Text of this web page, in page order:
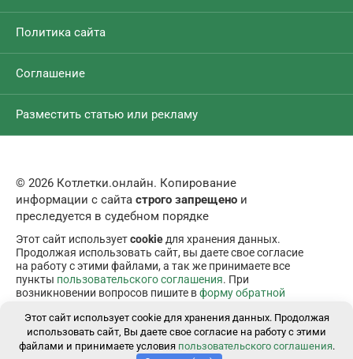
Политика сайта
Соглашение
Разместить статью или рекламу
© 2026 Котлетки.онлайн. Копирование
информации с сайта строго запрещено и
преследуется в судебном порядке
Этот сайт используетcookieдля хранения данных.
Продолжая использовать сайт, вы даете свое согласие
на работу с этими файлами, а так же принимаете все
пункты пользовательского соглашения. При
возникновении вопросов пишите вформу обратной
Этот сайт использует cookie для хранения данных. Продолжая
использовать сайт, Вы даете свое согласие на работу с этими
файлами и принимаете условия пользовательского соглашения.